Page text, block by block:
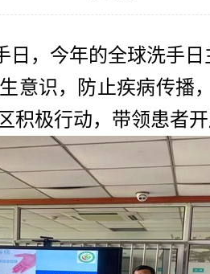
日，今年的全球洗手
意识，防止疾病传播
积极行动，带领患者